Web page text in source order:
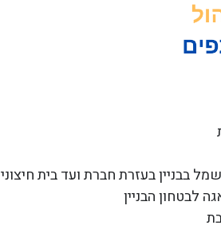
בבניין בעזרת חברת ועד בית חיצוני
לבטחון הבניין